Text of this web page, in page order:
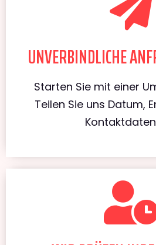
UNVERBINDLICHE
Starten Sie mit einer
Teilen Sie uns Datum,